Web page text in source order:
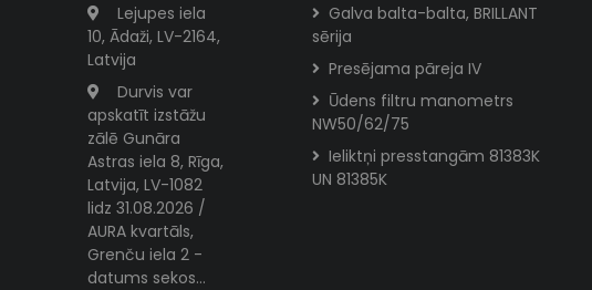
Lejupes iela
10, Ādaži, LV-2164,
Latvija
Durvis var
apskatīt izstāžu
zālē Gunāra
Astras iela 8, Rīga,
Latvija, LV-1082
lidz 31.08.2026 /
AURA kvartāls,
Grenču iela 2 -
datums sekos...
Galva balta-balta, BRILLANT
sērija
Presējama pāreja IV
Ūdens filtru manometrs
NW50/62/75
Ieliktņi presstangām 81383K
UN 81385K